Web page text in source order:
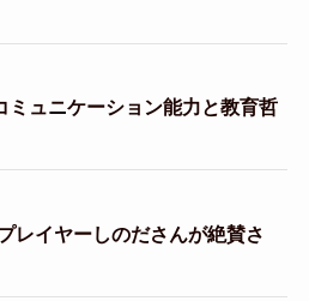
ミュニケーション能力と教育哲
レイヤーしのださんが絶賛さ